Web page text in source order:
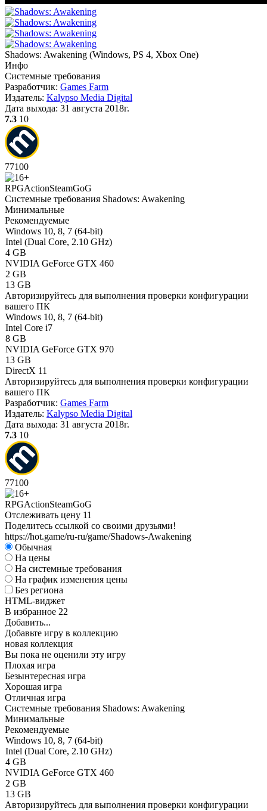
Shadows: Awakening (Windows, PS 4, Xbox One)
Инфо
Системные требования
Разработчик: Games Farm
Издатель: Kalypso Media Digital
Дата выхода: 31 августа 2018г.
7.3 10
77100
RPGActionSteamGoG
Системные требования Shadows: Awakening
Минимальные
Рекомендуемые
Windows 10, 8, 7 (64-bit)
Intel (Dual Core, 2.10 GHz)
4 GB
NVIDIA GeForce GTX 460
2 GB
13 GB
Авторизируйтесь для выполнения проверки конфигурации
вашего ПК
Windows 10, 8, 7 (64-bit)
Intel Core i7
8 GB
NVIDIA GeForce GTX 970
13 GB
DirectX 11
Авторизируйтесь для выполнения проверки конфигурации
вашего ПК
Разработчик: Games Farm
Издатель: Kalypso Media Digital
Дата выхода: 31 августа 2018г.
7.3 10
77100
RPGActionSteamGoG
Отслеживать цену 11
Поделитесь ссылкой со своими друзьями!
https://hot.game/ru-ru/game/Shadows-Awakening
Обычная
На цены
На системные требования
На график изменения цены
Без региона
HTML-виджет
В избранное 22
Добавить...
Добавьте игру в коллекцию
новая коллекция
Вы пока не оценили эту игру
Плохая игра
Безынтересная игра
Хорошая игра
Отличная игра
Системные требования Shadows: Awakening
Минимальные
Рекомендуемые
Windows 10, 8, 7 (64-bit)
Intel (Dual Core, 2.10 GHz)
4 GB
NVIDIA GeForce GTX 460
2 GB
13 GB
Авторизируйтесь для выполнения проверки конфигурации